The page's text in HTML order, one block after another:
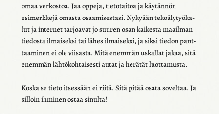
omaa verkos­toa. Jaa oppeja, tieto­tai­toa ja käytän­nön
esimerk­kejä omasta osaa­mi­ses­tasi. Nyky­ään teko­ä­ly­työ­ka­
lut ja inter­net tarjoa­vat jo suuren osan kaikesta maail­man
tiedosta ilmai­seksi tai lähes ilmai­seksi, ja siksi tiedon pant­
taa­mi­nen ei ole viisasta. Mitä enem­män uskal­lat jakaa, sitä
enem­män lähtö­koh­tai­sesti autat ja herä­tät luot­ta­musta.
Koska se tieto itses­sään ei riitä. Sitä pitää osata sovel­taa. Ja
silloin ihmi­nen ostaa sinulta!